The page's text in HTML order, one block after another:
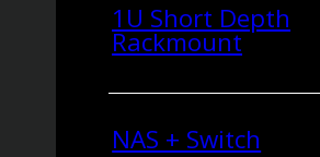
1U Short Depth
Rackmount
NAS + Switch